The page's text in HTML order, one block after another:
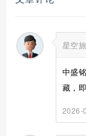
星空
中盛
藏，
2026-